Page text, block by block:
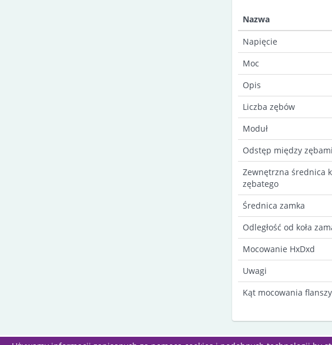
Nazwa
Napięcie
Moc
Opis
Liczba zębów
Moduł
Odstęp między zębami
Zewnętrzna średnica
zębatego
Średnica zamka
Odległość od koła
Mocowanie HxDxd
Uwagi
Kąt mocowania flanszy